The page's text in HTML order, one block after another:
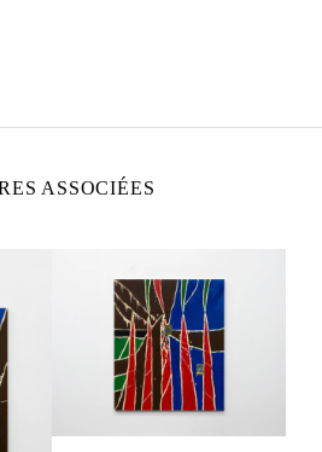
ASSOCIÉES